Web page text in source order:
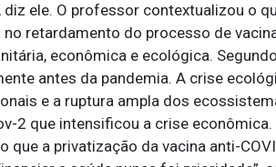
diz ele. O professor contextualizou o
retardamento do processo de
econômica e ecológica.
antes da pandemia. A crise
e a ruptura ampla dos
2 que intensificou a crise
que a privatização da vacina anti-